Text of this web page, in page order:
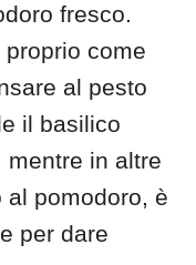
fresco.
come
al pesto
il basilico
mentre in altre
al pomodoro, è
per dare